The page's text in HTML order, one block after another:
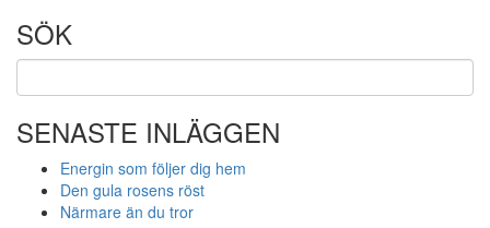
SÖK
SENASTE INLÄGGEN
Energin som följer dig hem
Den gula rosens röst
Närmare än du tror